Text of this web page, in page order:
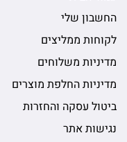
החשבון שלי
לקוחות ממליצים
מדיניות משלוחים
מדיניות החלפת מוצרים
ביטול עסקה והחזרות
נגישות אתר